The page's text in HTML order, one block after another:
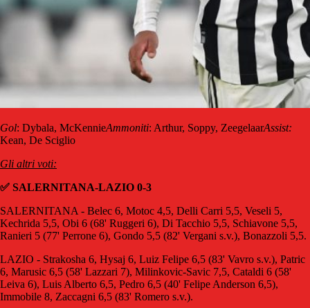
Gol: Dybala, McKennieAmmoniti: Arthur, Soppy, ZeegelaarAssist:
Kean, De Sciglio
Gli altri voti:
✅ SALERNITANA-LAZIO 0-3
SALERNITANA - Belec 6, Motoc 4,5, Delli Carri 5,5, Veseli 5,
Kechrida 5,5, Obi 6 (68' Ruggeri 6), Di Tacchio 5,5, Schiavone 5,5,
Ranieri 5 (77' Perrone 6), Gondo 5,5 (82' Vergani s.v.), Bonazzoli 5,5.
LAZIO - Strakosha 6, Hysaj 6, Luiz Felipe 6,5 (83' Vavro s.v.), Patric
6, Marusic 6,5 (58' Lazzari 7), Milinkovic-Savic 7,5, Cataldi 6 (58'
Leiva 6), Luis Alberto 6,5, Pedro 6,5 (40' Felipe Anderson 6,5),
Immobile 8, Zaccagni 6,5 (83' Romero s.v.).